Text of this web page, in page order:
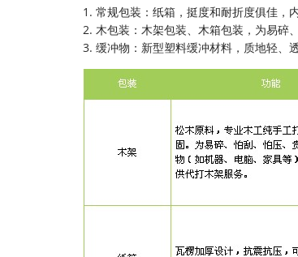
1. 常规包装：纸箱，挺度和耐折度俱佳，
2. 木包装：木架包装、木箱包装，为易碎
3. 缓冲物：新型塑料缓冲材料，质地轻、